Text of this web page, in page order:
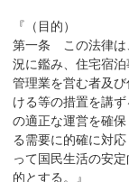
『（目的）
第一条 この法律は
況に鑑み、住宅宿
管理業を営む者及
ける等の措置を講
の適正な運営を確
る需要に的確に対
って国民生活の安
的とする。』